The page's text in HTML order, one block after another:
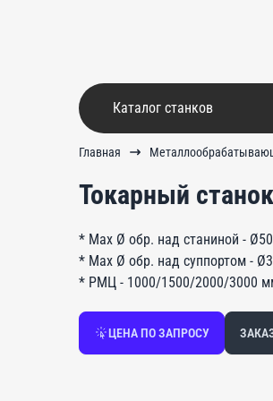
Каталог станков
Главная
Токарный
* Мах Ø обр. над станиной -
* Мах Ø обр. над суппортом -
* РМЦ - 1000/1500/2000/3000
ЦЕНА ПО ЗАПРОСУ